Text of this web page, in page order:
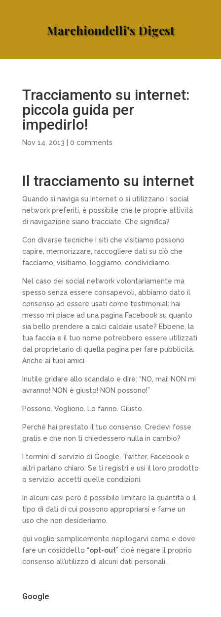
Marchiondelli's Digest
Tracciamento su internet:
piccola guida per
impedirlo!
Nov 14, 2013 0 comments
Il tracciamento su internet
Quando si naviga su internet o si utilizzano i social
network preferiti, è possibile che le proprie attività
di navigazione siano tracciate. Che significa?
Con diverse tecniche i siti che visitiamo possono
capire, memorizzare, raccogliere dati su ciò che
facciamo, visitiamo, leggiamo, condividiamo.
Nel caso dei social network volontariamente ma
spesso senza essere consapevoli, abbiamo dato il
consenso ad essere usati come testimonial: hai
messo mi piace ad una pagina Facebook su quanto
sia bello prendere a calci caldaie usate? Ebbene, la
tua faccia e il tuo nome potrebbero essere utilizzati
dal proprietario di quella pagina per fare pubblicità.
Anche ai tuoi amici.
Inutile gridare allo scandalo e dire: “NO, mai! NON mi
avranno! NON è giusto! NON possono!”
Possono. Vogliono. Lo fanno. Giusto.
Perché hai prestato il tuo consenso. Credevi fosse
gratis e che non ti chiedessero nulla in cambio?
I termini di servizio di Google, Twitter, Facebook e
altri parlano chiaro: Se ti registri e usi il loro prodotto
o servizio, accetti quelle condizioni.
In alcuni casi però è possibile limitare la quantità o il
tipo di dati di cui possono appropriarsi e farne un
uso che non desideriamo.
qui voglio semplicemente riepilogarvi come e dove
fare un cosiddetto “opt-out” cioè negare il proprio
consenso all’utilizzo di alcuni dati personali.
Google